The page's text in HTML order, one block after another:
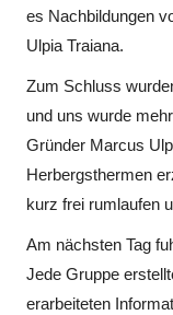
es Nachbildungen
Ulpia Traiana.
Zum Schluss
und uns wurde
Gründer Marcus
Herbergsthermen
kurz frei rumlaufen
Am nächsten Tag
Jede Gruppe
erarbeiteten